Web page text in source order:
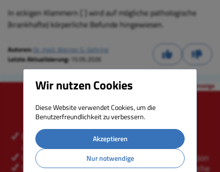
In eckigen Klammern [ ] wird auf mögliche pathologische
(krankhafte) körperliche Befunde hingewiesen.
Autoren: Dr. med. Werner G. Gehring
Letzte Aktualisierung: 15.05.2026
Wir nutzen Cookies
Diese Website verwendet Cookies, um die
Benutzerfreundlichkeit zu verbessern.
Akzeptieren
Nur notwendige